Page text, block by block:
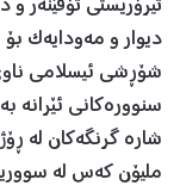
تیرۆریستی تۆقێنەر و
دیوار و مەودایەک
شۆڕشی ئیسلامی
سنوورەکانی ئێرانە
شارە گرنگەکان له
ملیۆن کەس له